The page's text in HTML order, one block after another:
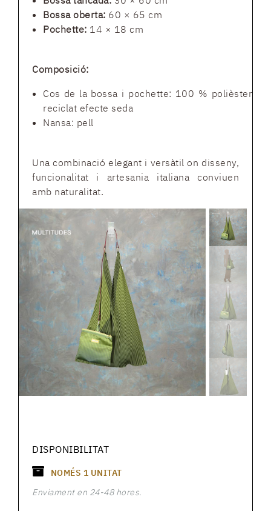
Bossa oberta: 60 × 65 cm
Pochette: 14 × 18 cm
Composició:
Cos de la bossa i pochette: 100 % polièster
reciclat efecte seda
Nansa: pell
Una combinació elegant i versàtil on disseny,
funcionalitat i artesania italiana conviuen
amb naturalitat.
DISPONIBILITAT
NOMÉS 1 UNITAT
Enviament en 24-48 hores.